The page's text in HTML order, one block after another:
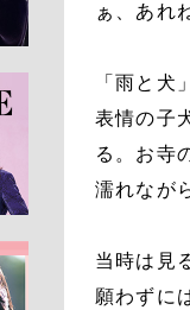
ぁ、あれ
「雨と
表情の子
る。お寺
濡れなが
当時は見
願わずに